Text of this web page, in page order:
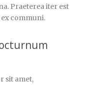
Praeterea iter est
ex communi.
sit amet,